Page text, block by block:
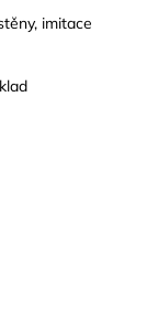
imitace
cm